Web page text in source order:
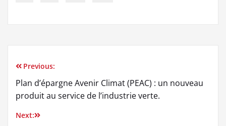
Previous:
Plan d’épargne Avenir Climat (PEAC) : un nouveau
produit au service de l’industrie verte.
Next: